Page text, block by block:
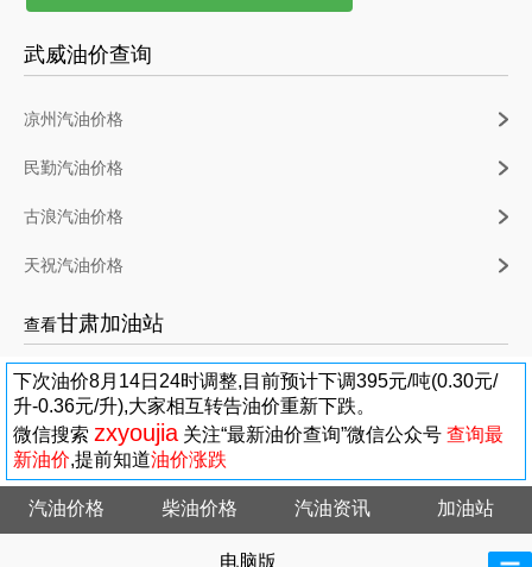
武威油价查询
凉州汽油价格
民勤汽油价格
古浪汽油价格
天祝汽油价格
查看甘肃加油站
下次油价8月14日24时调整,目前预计下调395元/吨(0.30元/
升-0.36元/升),大家相互转告油价重新下跌。
微信搜索 zxyoujia 关注“最新油价查询”微信公众号 查询最
新油价,提前知道油价涨跌
汽油价格 柴油价格 汽油资讯 加油站
电脑版